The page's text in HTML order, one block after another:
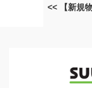
<< 【新規